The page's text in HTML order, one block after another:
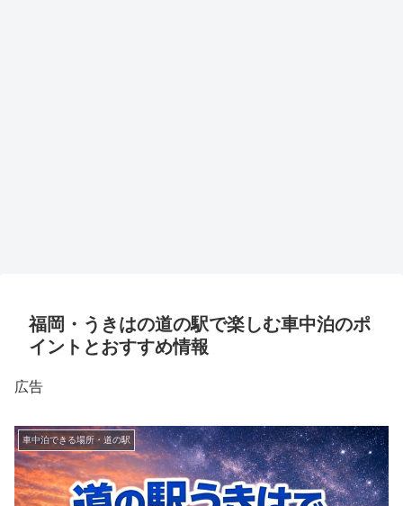
福岡・うきはの道の駅で楽しむ車中泊のポ
イントとおすすめ情報
広告
車中泊できる場所・道の駅